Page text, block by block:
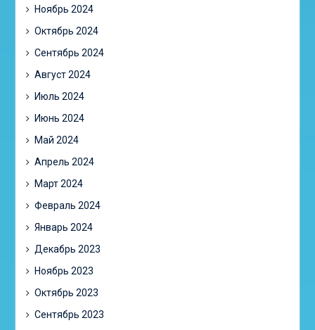
Ноябрь 2024
Октябрь 2024
Сентябрь 2024
Август 2024
Июль 2024
Июнь 2024
Май 2024
Апрель 2024
Март 2024
Февраль 2024
Январь 2024
Декабрь 2023
Ноябрь 2023
Октябрь 2023
Сентябрь 2023